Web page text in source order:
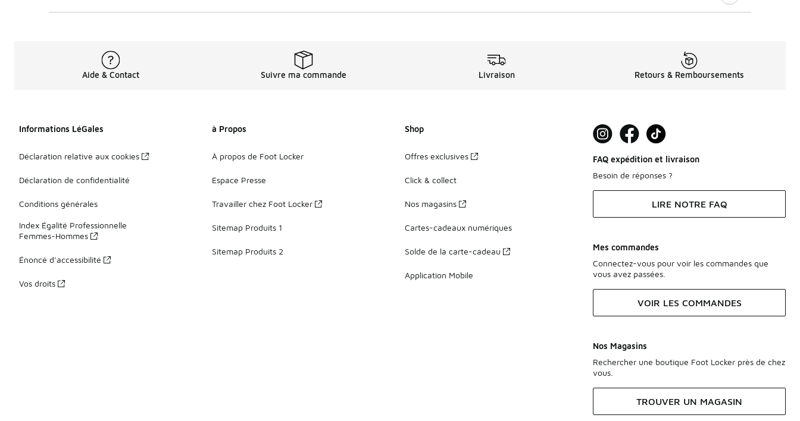
Aide & Contact Suivre ma commande Livraison Retours & Remboursements
Informations LéGales
Déclaration relative aux cookies
Déclaration de confidentialité
Conditions générales
Index Égalité Professionnelle
Femmes-Hommes
Énoncé d’accessibilité
Vos droits
à Propos
À propos de Foot Locker
Espace Presse
Travailler chez Foot Locker
Sitemap Produits 1
Sitemap Produits 2
Shop
Offres exclusives
Click & collect
Nos magasins
Cartes-cadeaux numériques
Solde de la carte-cadeau
Application Mobile
FAQ expédition et livraison
Besoin de réponses ?
LIRE NOTRE FAQ
Mes commandes
Connectez-vous pour voir les commandes que
vous avez passées.
VOIR LES COMMANDES
Nos Magasins
Rechercher une boutique Foot Locker près de chez
vous.
TROUVER UN MAGASIN